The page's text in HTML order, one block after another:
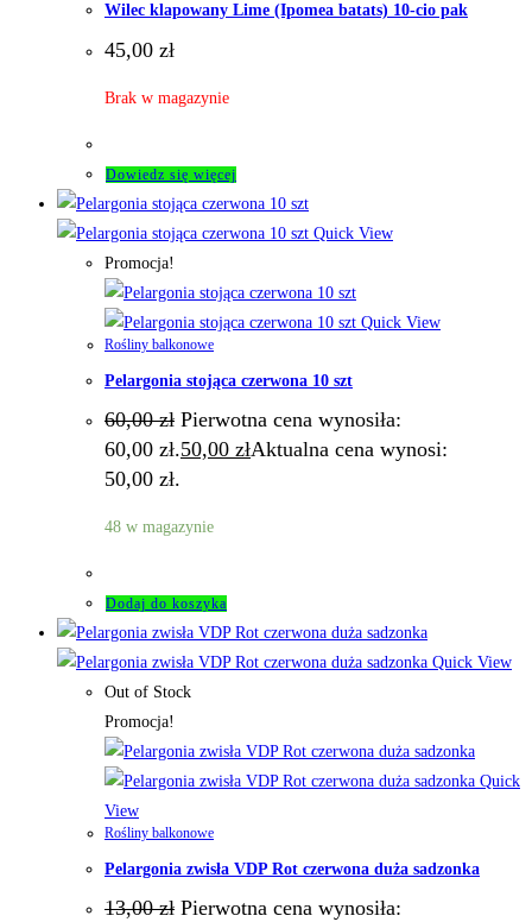
Wilec klapowany Lime (Ipomea batats) 10-cio pak
45,00 zł
Brak w magazynie
Dowiedz się więcej
Quick View
Promocja!
Quick View
Rośliny balkonowe
Pelargonia stojąca czerwona 10 szt
60,00zł Pierwotna cena wynosiła:
60,00 zł.50,00 złAktualna cena wynosi:
50,00 zł.
48 w magazynie
Dodaj do koszyka
Quick View
Out of Stock
Promocja!
Quick
View
Rośliny balkonowe
Pelargonia zwisła VDP Rot czerwona duża sadzonka
13,00zł Pierwotna cena wynosiła: